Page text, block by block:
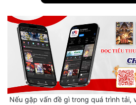
Lịch Sử
Mưu Mô
Mạt Thế
Mỹ Thực
Nếu gặp vấn đề gì trong quá trình tải,